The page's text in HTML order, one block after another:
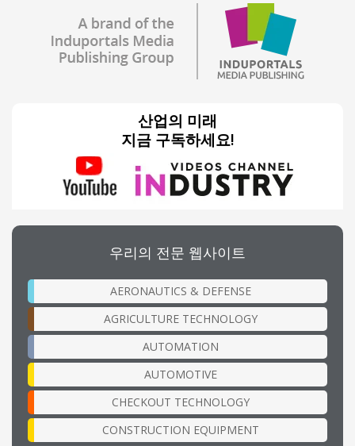
산업의 미래
지금 구독하세요!
우리의 전문 웹사이트
AERONAUTICS & DEFENSE
AGRICULTURE TECHNOLOGY
AUTOMATION
AUTOMOTIVE
CHECKOUT TECHNOLOGY
CONSTRUCTION EQUIPMENT